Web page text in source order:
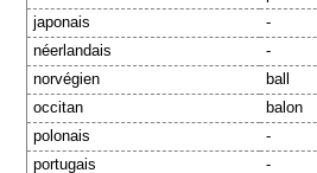
japonais
-
néerlandais
-
norvégien
ball
occitan
balon
polonais
-
portugais
-